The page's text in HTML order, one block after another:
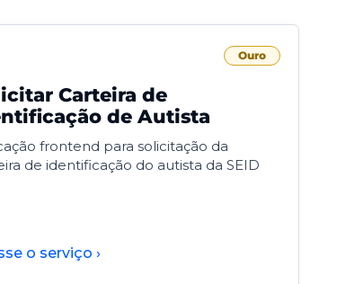
Ouro
Carteira de
de Autista
frontend para solicitação da
de identificação do autista da SEID
o serviço ›